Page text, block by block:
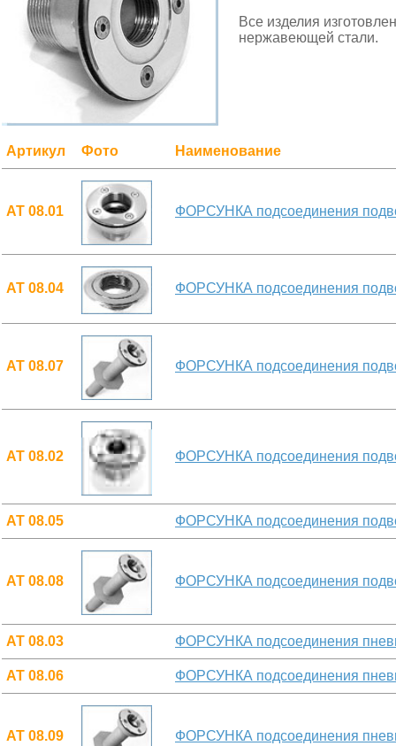
Все изделия
нержавеющей стали.
Артикул Фото Наименование
АТ 08.01 ФОРСУНКА подсоединения
АТ 08.04 ФОРСУНКА подсоединения
АТ 08.07 ФОРСУНКА подсоединения
АТ 08.02 ФОРСУНКА подсоединения
АТ 08.05 ФОРСУНКА подсоединения
АТ 08.08 ФОРСУНКА подсоединения
АТ 08.03 ФОРСУНКА подсоединения
АТ 08.06 ФОРСУНКА подсоединения
АТ 08.09 ФОРСУНКА подсоединения